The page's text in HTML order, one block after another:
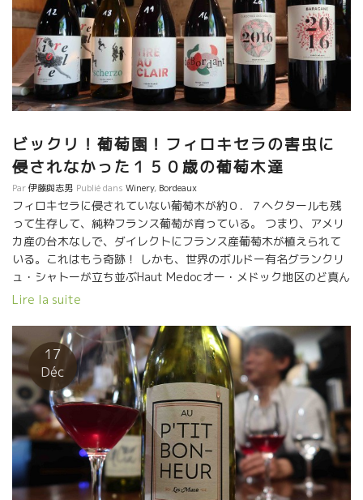
ビックリ！葡萄園！フィロキセラの害虫に
侵されなかった１５０歳の葡萄木達
Par伊藤與志男 Publié dans Winery, Bordeaux
フィロキセラに侵されていない葡萄木が約０．７ヘクタールも残
って生存して、純粋フランス葡萄が育っている。 つまり、アメリ
カ産の台木なしで、ダイレクトにフランス産葡萄木が植えられて
いる。これはもう奇跡！ しかも、世界のボルドー有名グランクリ
ュ・シャトーが立ち並ぶHaut Medocオー・メドック地区のど真ん
中である。 栽培は草を倒して藁のようにして土に混ぜこんで土壌
をつくっている。 耕すのはすべて馬でやる。何故なら、１５０年
前は葡萄木と葡萄木の間隔が狭すぎてトラクターが入れない。 こ
んな世界遺産級の葡萄園がオー・メドックに残っていたこと自体
が奇跡的出来事だし、過去から我々に何かメッセージを送ってい
るのに違いないと思ってしまう。 そんな畑を耕して我々に貴重な
数百本のワインを提供してくれるのは、二人の女性です。
Pascale Choimeパスカル・ショワメさん、 Laurence Alias ロー
ランス・アリアスさんの二人。 年間８００本も取れないこの畑。
周りの人達は忠告してくれる。 『古木過ぎて生産性が悪いから、
引き抜いて若い木に植え替えた方がいい！！』 でも、この二人
Lire la suite
17
Déc